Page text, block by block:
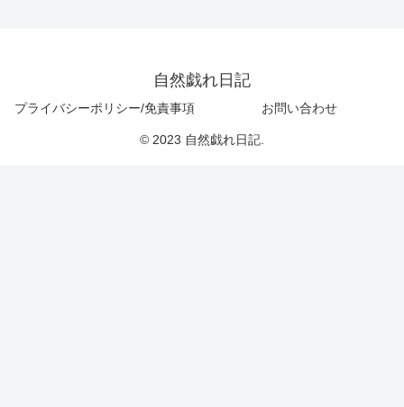
自然戯れ日記
プライバシーポリシー/免責事項 お問い合わせ
© 2023 自然戯れ日記.